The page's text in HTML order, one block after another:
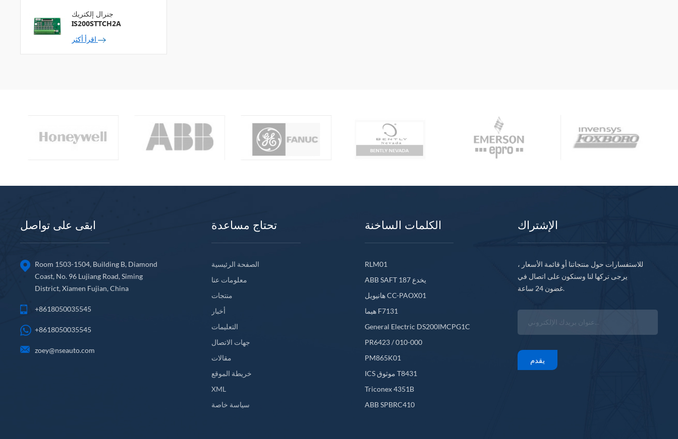
جنرال إلكتريك
IS200STTCH2A
ابقى على تواصل
Room 1503-1504, Building B, Diamond
Coast, No. 96 Lujiang Road, Siming
District, Xiamen Fujian, China
+8618050035545
+8618050035545
zoey@nseauto.com
تحتاج مساعدة
الصفحة الرئيسية
معلومات عنا
منتجات
أخبار
التعليمات
جهات الاتصال
مقالات
خريطة الموقع
XML
سياسة خاصة
الكلمات الساخنة
RLM01
ABB SAFT 187 يخدع
هانيويل CC-PAOX01
هيما F7131
General Electric DS200IMCPG1C
PR6423 / 010-000
PM865K01
ICS موثوق T8431
Triconex 4351B
ABB SPBRC410
الإشتراك
للاستفسارات حول منتجاتنا أو قائمة الأسعار ،
يرجى تركها لنا وسنكون على اتصال في
غضون 24 ساعة.
يقدم